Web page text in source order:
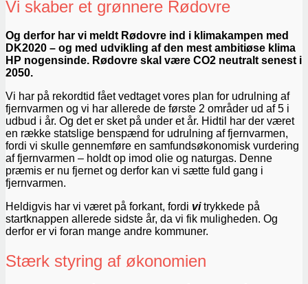
Vi skaber et grønnere Rødovre
Og derfor har vi meldt Rødovre ind i klimakampen med
DK2020 – og med udvikling af den mest ambitiøse klima
HP nogensinde. Rødovre skal være CO2 neutralt senest i
2050.
Vi har på rekordtid fået vedtaget vores plan for udrulning af
fjernvarmen og vi har allerede de første 2 områder ud af 5 i
udbud i år. Og det er sket på under et år. Hidtil har der været
en række statslige benspænd for udrulning af fjernvarmen,
fordi vi skulle gennemføre en samfundsøkonomisk vurdering
af fjernvarmen – holdt op imod olie og naturgas. Denne
præmis er nu fjernet og derfor kan vi sætte fuld gang i
fjernvarmen.
Heldigvis har vi været på forkant, fordi vitrykkede på
startknappen allerede sidste år, da vi fik muligheden. Og
derfor er vi foran mange andre kommuner.
Stærk styring af økonomien